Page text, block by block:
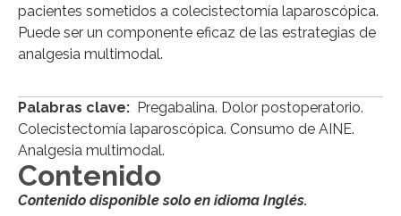
pacientes sometidos a colecistectomía laparoscópica.
Puede ser un componente eficaz de las estrategias de
analgesia multimodal.
Palabras clave: Pregabalina. Dolor postoperatorio.
Colecistectomía laparoscópica. Consumo de AINE.
Analgesia multimodal.
Contenido
Contenido disponible solo en idioma Inglés.